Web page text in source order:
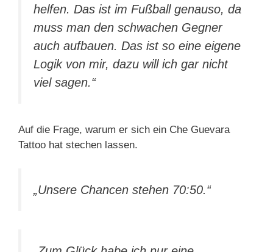
helfen. Das ist im Fußball genauso, da
muss man den schwachen Gegner
auch aufbauen. Das ist so eine eigene
Logik von mir, dazu will ich gar nicht
viel sagen.“
Auf die Frage, warum er sich ein Che Guevara
Tattoo hat stechen lassen.
„Unsere Chancen stehen 70:50.“